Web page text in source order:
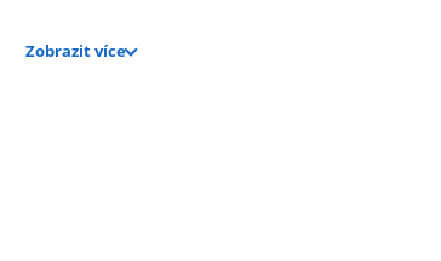
Zobrazit více